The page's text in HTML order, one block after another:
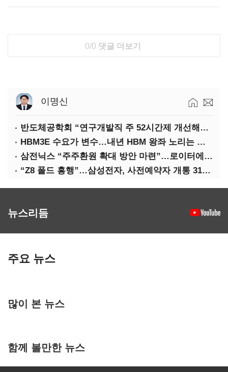
0/0 댓글 더보기
이명신
반도체공학회 “연구개발직 주 52시간제 개선해야”
HBM3E 수요가 변수…내년 HBM 왕좌 노리는 삼성
삼전닉스 “주주환원 확대 방안 마련”…로이터에 성명 보내
“Z8 폴드 흥행”…삼성전자, 사전예약자 개통 31일까지 연장
뉴스리듬
주요 뉴스
많이 본 뉴스
함께 볼만한 뉴스